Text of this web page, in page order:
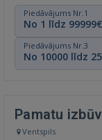
Piedāvājums Nr.1
No 1 līdz 99999€
Piedāvājums Nr.3
No 10000 līdz
Pamatu
Ventspils